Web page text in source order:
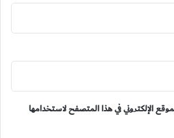
الإلكتروني في هذا المتصفح لاستخدامها